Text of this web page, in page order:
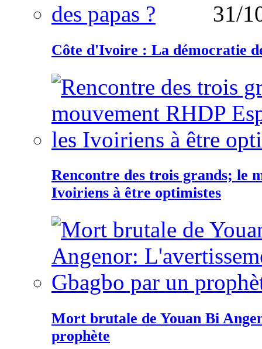
31/
Côte d'Ivoire : La démocratie
Rencontre des trois grands; le
Ivoiriens à être optimistes
Mort brutale de Youan Bi
prophète